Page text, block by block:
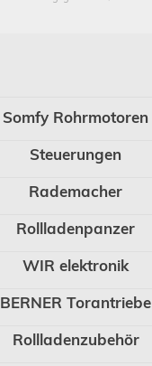
Somfy Rohrmotoren
Steuerungen
Rademacher
Rollladenpanzer
WIR elektronik
BERNER Torantriebe
Rollladenzubehör